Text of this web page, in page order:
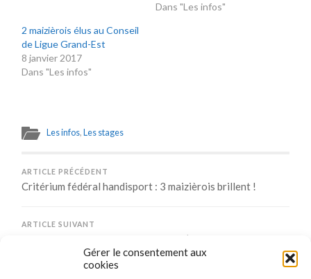
Gérer le consentement aux
cookies
Dans "Les infos"
2 maizièrois élus au Conseil
de Ligue Grand-Est
8 janvier 2017
Dans "Les infos"
Les infos,Les stages
ARTICLE PRÉCÉDENT
Critérium fédéral handisport : 3 maizièrois brillent !
ARTICLE SUIVANT
Vos points sont à jour pour le mois d’octobre 2016